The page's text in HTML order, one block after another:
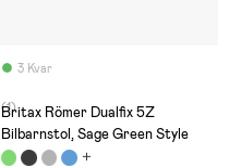
3 Kvar
(1)
Britax Römer Dualfix 5Z
Bilbarnstol, Sage Green Style